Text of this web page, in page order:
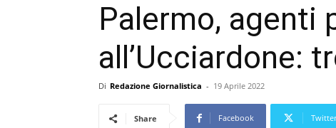
Palermo, agenti
all’Ucciardone:
Di Redazione Giornalistica - 19 Aprile 2022
Share Facebook Twitter